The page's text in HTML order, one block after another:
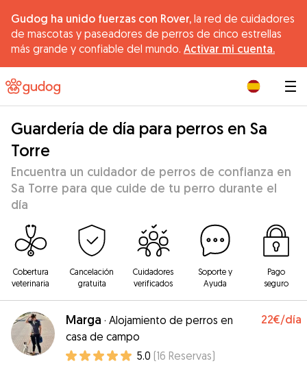
Gudog ha unido fuerzas con Rover, la red de cuidadores
de mascotas y paseadores de perros de cinco estrellas
más grande y confiable del mundo. Activar mi cuenta.
Guardería de día para perros en Sa
Torre
Encuentra un cuidador de perros de confianza en
Sa Torre para que cuide de tu perro durante el
día
Cobertura
veterinaria
Cancelación
gratuita
Cuidadores
verificados
Soporte y
Ayuda
Pago
seguro
Marga · Alojamiento de perros en
casa de campo
22€/día
5.0 (16 Reservas)